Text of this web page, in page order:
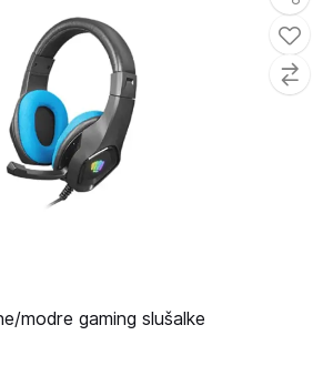
modre gaming slušalke